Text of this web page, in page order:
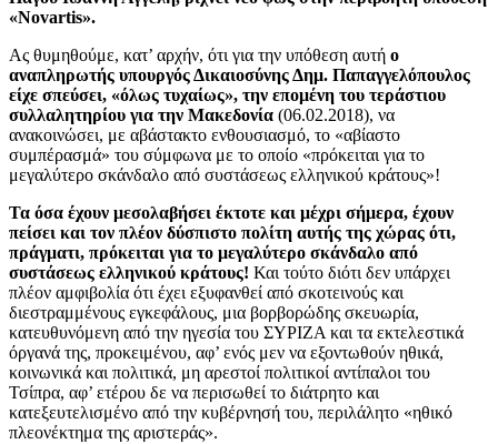
«Novartis».
Ας θυμηθούμε, κατ’ αρχήν, ότι για την υπόθεση αυτή ο
αναπληρωτής υπουργός Δικαιοσύνης Δημ. Παπαγγελόπουλος
είχε σπεύσει, «όλως τυχαίως», την επομένη του τεράστιου
συλλαλητηρίου για την Μακεδονία (06.02.2018), να
ανακοινώσει, με αβάστακτο ενθουσιασμό, το «αβίαστο
συμπέρασμά» του σύμφωνα με το οποίο «πρόκειται για το
μεγαλύτερο σκάνδαλο από συστάσεως ελληνικού κράτους»!
Τα όσα έχουν μεσολαβήσει έκτοτε και μέχρι σήμερα, έχουν
πείσει και τον πλέον δύσπιστο πολίτη αυτής της χώρας ότι,
πράγματι, πρόκειται για το μεγαλύτερο σκάνδαλο από
συστάσεως ελληνικού κράτους! Και τούτο διότι δεν υπάρχει
πλέον αμφιβολία ότι έχει εξυφανθεί από σκοτεινούς και
διεστραμμένους εγκεφάλους, μια βορβορώδης σκευωρία,
κατευθυνόμενη από την ηγεσία του ΣΥΡΙΖΑ και τα εκτελεστικά
όργανά της, προκειμένου, αφ’ ενός μεν να εξοντωθούν ηθικά,
κοινωνικά και πολιτικά, μη αρεστοί πολιτικοί αντίπαλοι του
Τσίπρα, αφ’ ετέρου δε να περισωθεί το διάτρητο και
κατεξευτελισμένο από την κυβέρνησή του, περιλάλητο «ηθικό
πλεονέκτημα της αριστεράς».